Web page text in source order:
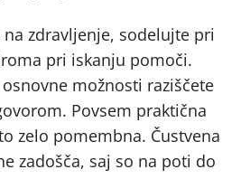
na zdravljenje, sodelujte pri
pri iskanju pomoči.
možnosti raziščete
Povsem praktična
zelo pomembna. Čustvena
zadošča, saj so na poti do